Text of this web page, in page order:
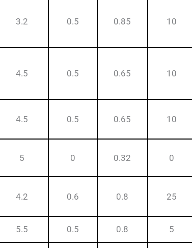
3.2 0.5 0.85 10
4.5 0.5 0.65 10
4.5 0.5 0.65 10
5 0 0.32 0
4.2 0.6 0.8 25
5.5 0.5 0.8 5